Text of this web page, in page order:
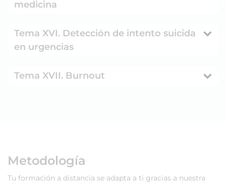
medicina
Tema XVI. Detección de intento suicida
en urgencias
Tema XVII. Burnout
Metodología
Tu formación a distancia se adapta a ti gracias a nuestra